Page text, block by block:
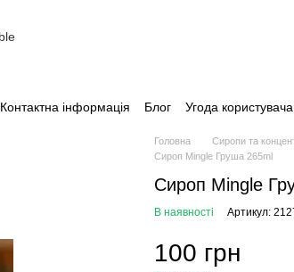
Контактна інформація Блог Угода користувача
Головна Сиропи та
Сироп Mingle Груша 265ml
Сироп Mingle
В наявності Артикул:
100 грн